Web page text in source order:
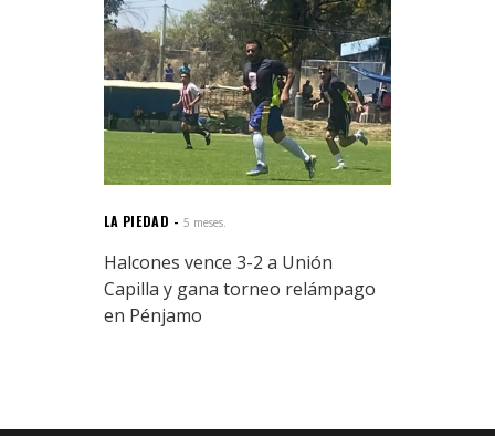
LA PIEDAD 5 meses.
Halcones vence 3-2 a Unión
Capilla y gana torneo relámpago
en Pénjamo